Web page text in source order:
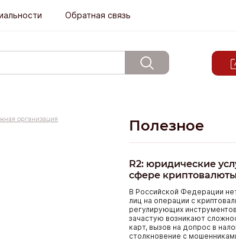
Обратная связь
организация Полезное
R2: юридические
сфере криптовалюты
В Российской Федерации
лиц на операции с
регулирующих
зачастую возникают
карт, вызов на допрос в
столкновение с